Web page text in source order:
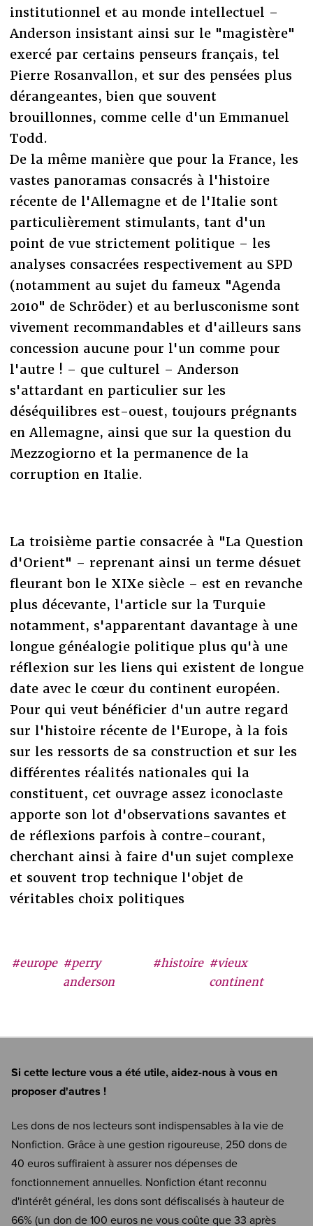
#europe #perry
anderson
#histoire #vieux
continent
institutionnel et au monde intellectuel –
Anderson insistant ainsi sur le "magistère"
exercé par certains penseurs français, tel
Pierre Rosanvallon, et sur des pensées plus
dérangeantes, bien que souvent
brouillonnes, comme celle d'un Emmanuel
Todd.
De la même manière que pour la France, les
vastes panoramas consacrés à l'histoire
récente de l'Allemagne et de l'Italie sont
particulièrement stimulants, tant d'un
point de vue strictement politique – les
analyses consacrées respectivement au SPD
(notamment au sujet du fameux "Agenda
2010" de Schröder) et au berlusconisme sont
vivement recommandables et d'ailleurs sans
concession aucune pour l'un comme pour
l'autre ! – que culturel – Anderson
s'attardant en particulier sur les
déséquilibres est-ouest, toujours prégnants
en Allemagne, ainsi que sur la question du
Mezzogiorno et la permanence de la
corruption en Italie.
La troisième partie consacrée à "La Question
d'Orient" – reprenant ainsi un terme désuet
fleurant bon le XIXe siècle – est en revanche
plus décevante, l'article sur la Turquie
notamment, s'apparentant davantage à une
longue généalogie politique plus qu'à une
réflexion sur les liens qui existent de longue
date avec le cœur du continent européen.
Pour qui veut bénéficier d'un autre regard
sur l'histoire récente de l'Europe, à la fois
sur les ressorts de sa construction et sur les
différentes réalités nationales qui la
constituent, cet ouvrage assez iconoclaste
apporte son lot d'observations savantes et
de réflexions parfois à contre-courant,
cherchant ainsi à faire d'un sujet complexe
et souvent trop technique l'objet de
véritables choix politiques
Si cette lecture vous a été utile, aidez-nous à vous en
proposer d'autres !
Les dons de nos lecteurs sont indispensables à la vie de
Nonfiction. Grâce à une gestion rigoureuse, 250 dons de
40 euros suffiraient à assurer nos dépenses de
fonctionnement annuelles. Nonfiction étant reconnu
d'intérêt général, les dons sont défiscalisés à hauteur de
66% (un don de 100 euros ne vous coûte que 33 après